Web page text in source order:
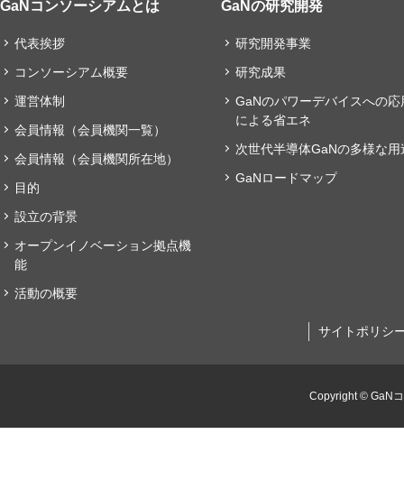
GaNコンソーシアムとは
代表挨拶
コンソーシアム概要
運営体制
会員情報（会員機関一覧）
会員情報（会員機関所在地）
目的
設立の背景
オープンイノベーション拠点機
能
活動の概要
GaNの研究開発
研究開発事業
研究成果
GaNのパワーデバイスへの応
による省エネ
次世代半導体GaNの多様な用
GaNロードマップ
サイトポリシ
Copyright © GaN